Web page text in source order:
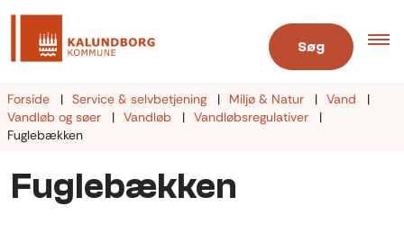
Søg
Forside Service & selvbetjening Miljø & Natur
Vand
Vandløb og søer
Vandløb
Vandløbsregulativer
Fuglebækken
Fuglebækken